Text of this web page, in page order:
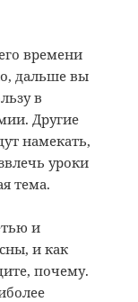
времени
дальше вы
в
Другие
намекать,
уроки
тема.
и
и как
почему.